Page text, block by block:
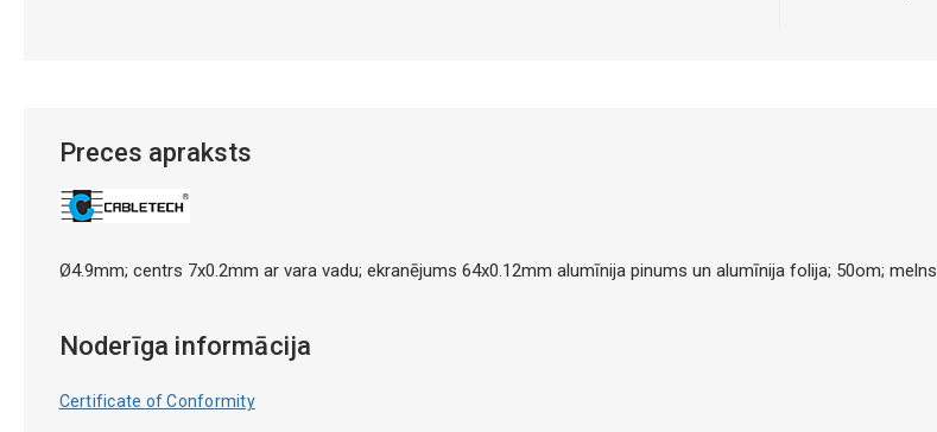
Preces apraksts
Ø4.9mm; centrs 7x0.2mm ar vara vadu; ekranējums 64x0.12mm alumīnija pinums un alumīnija folija; 50om; melns
Noderīga informācija
Certificate of Conformity